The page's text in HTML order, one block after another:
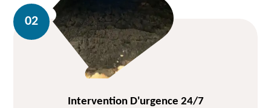
Intervention D'urgence 24/7